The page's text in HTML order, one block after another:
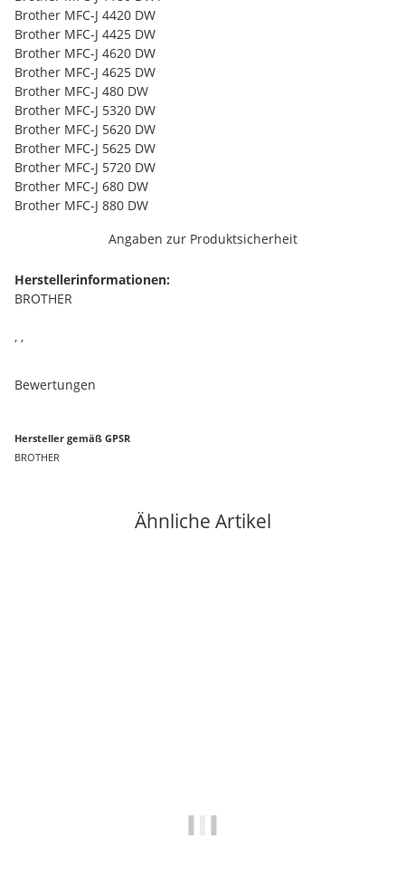
Brother MFC-J 4420 DW
Brother MFC-J 4425 DW
Brother MFC-J 4620 DW
Brother MFC-J 4625 DW
Brother MFC-J 480 DW
Brother MFC-J 5320 DW
Brother MFC-J 5620 DW
Brother MFC-J 5625 DW
Brother MFC-J 5720 DW
Brother MFC-J 680 DW
Brother MFC-J 880 DW
Angaben zur Produktsicherheit
Herstellerinformationen:
BROTHER
, ,
Bewertungen
Hersteller gemäß GPSR
BROTHER
Ähnliche Artikel